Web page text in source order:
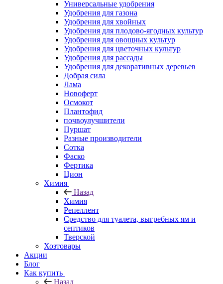
Универсальные удобрения
Удобрения для газона
Удобрения для хвойных
Удобрения для плодово-ягодных культур
Удобрения для овощных культур
Удобрения для цветочных культур
Удобрения для рассады
Удобрения для декоративных деревьев
Добрая сила
Лама
Новоферт
Осмокот
Плантофид
почвоулучшители
Пуршат
Разные производители
Сотка
Фаско
Фертика
Цион
Химия
Назад
Химия
Репеллент
Средство для туалета, выгребных ям и
септиков
Тверской
Хозтовары
Акции
Блог
Как купить
Назад